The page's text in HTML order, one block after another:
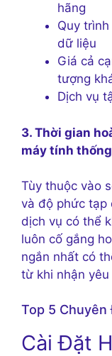
hãng
Quy
dữ liệu
Giá cả
tượng
Dịch vụ
3. Thời gian
máy tính
Tùy thuộc vào
và độ phức tạp
dịch vụ có thể
luôn cố gắng
ngắn nhất có
từ khi nhận yêu
Top 5 Chuyên
Cài Đặt